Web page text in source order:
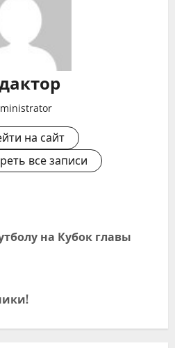
на сайт
все записи
на Кубок главы